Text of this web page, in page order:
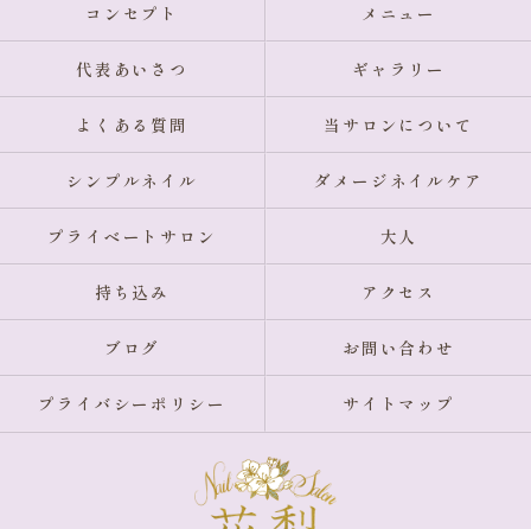
コンセプト メニュー
代表あいさつ ギャラリー
よくある質問 当サロンについて
シンプルネイル ダメージネイルケア
プライベートサロン 大人
持ち込み アクセス
ブログ お問い合わせ
プライバシーポリシー サイトマップ